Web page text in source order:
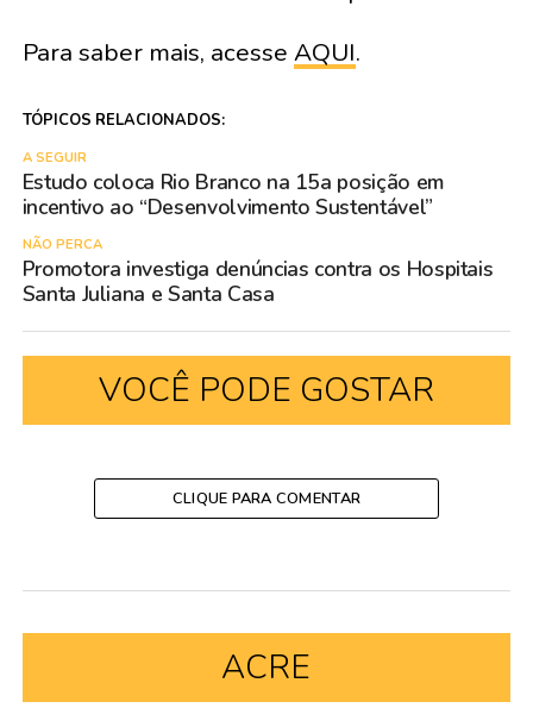
Para saber mais, acesse AQUI.
TÓPICOS RELACIONADOS:
A SEGUIR
Estudo coloca Rio Branco na 15a posição em
incentivo ao “Desenvolvimento Sustentável”
NÃO PERCA
Promotora investiga denúncias contra os Hospitais
Santa Juliana e Santa Casa
VOCÊ PODE GOSTAR
CLIQUE PARA COMENTAR
ACRE